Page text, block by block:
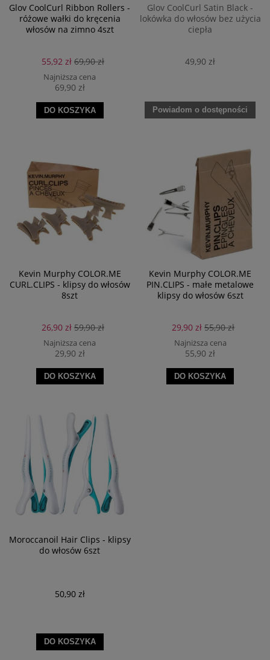
Glov CoolCurl Ribbon Rollers -
różowe wałki do kręcenia
włosów na zimno 4szt
55,92 zł 69,90 zł
Najniższa cena
69,90 zł
DO KOSZYKA
Glov CoolCurl Satin Black -
lokówka do włosów bez użycia
ciepła
49,90 zł
Powiadom o dostępności
Kevin Murphy COLOR.ME
CURL.CLIPS - klipsy do włosów
8szt
26,90 zł 59,90 zł
Najniższa cena
29,90 zł
DO KOSZYKA
Kevin Murphy COLOR.ME
PIN.CLIPS - małe metalowe
klipsy do włosów 6szt
29,90 zł 55,90 zł
Najniższa cena
55,90 zł
DO KOSZYKA
Moroccanoil Hair Clips - klipsy
do włosów 6szt
50,90 zł
DO KOSZYKA